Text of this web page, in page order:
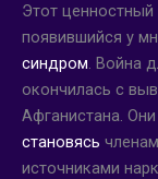
Этот
появившийся у
синдром. Война
окончилась с
Афганистана.
становясь
источниками